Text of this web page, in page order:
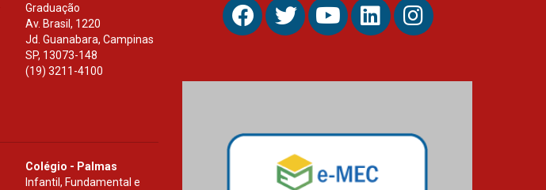
Graduação
Av. Brasil, 1220
Jd. Guanabara, Campinas
SP, 13073-148
(19) 3211-4100
Colégio - Palmas
Infantil, Fundamental e